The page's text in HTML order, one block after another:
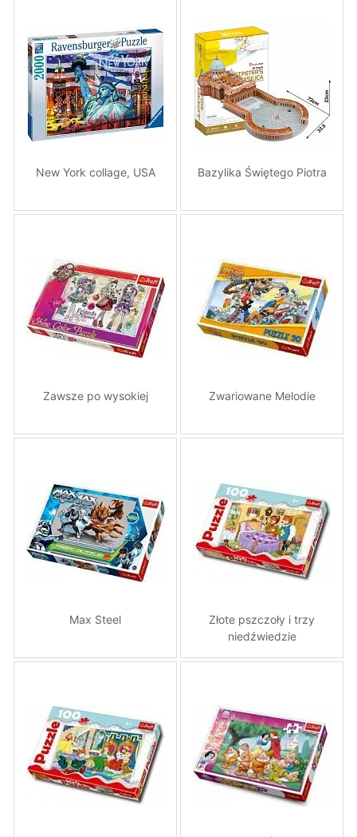
New York collage, USA Bazylika Świętego Piotra
Zawsze po wysokiej Zwariowane Melodie
Max Steel
Złote pszczoły i trzy
niedźwiedzie